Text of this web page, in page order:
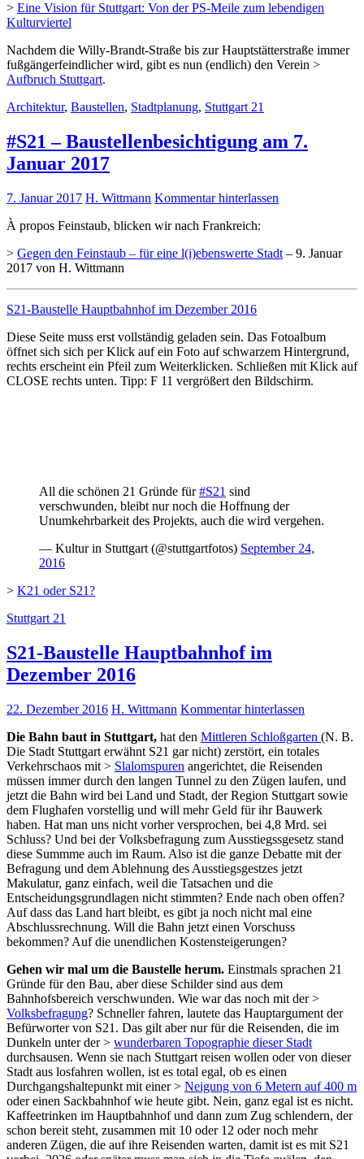
> Eine Vision für Stuttgart: Von der PS-Meile zum lebendigen
Kulturviertel
Nachdem die Willy-Brandt-Straße bis zur Hauptstätterstraße immer
fußgängerfeindlicher wird, gibt es nun (endlich) den Verein >
Aufbruch Stuttgart.
Architektur, Baustellen, Stadtplanung, Stuttgart 21
#S21 – Baustellenbesichtigung am 7.
Januar 2017
7. Januar 2017 H. Wittmann Kommentar hinterlassen
À propos Feinstaub, blicken wir nach Frankreich:
> Gegen den Feinstaub – für eine l(i)ebenswerte Stadt – 9. Januar
2017 von H. Wittmann
S21-Baustelle Hauptbahnhof im Dezember 2016
Diese Seite muss erst vollständig geladen sein. Das Fotoalbum
öffnet sich sich per Klick auf ein Foto auf schwarzem Hintergrund,
rechts erscheint ein Pfeil zum Weiterklicken. Schließen mit Klick auf
CLOSE rechts unten. Tipp: F 11 vergrößert den Bildschirm.
All die schönen 21 Gründe für#S21 sind
verschwunden, bleibt nur noch die Hoffnung der
Unumkehrbarkeit des Projekts, auch die wird vergehen.
— Kultur in Stuttgart (@stuttgartfotos) September 24,
2016
> K21 oder S21?
Stuttgart 21
S21-Baustelle Hauptbahnhof im
Dezember 2016
22. Dezember 2016 H. Wittmann Kommentar hinterlassen
Die Bahn baut in Stuttgart, hat den Mittleren Schloßgarten (N. B.
Die Stadt Stuttgart erwähnt S21 gar nicht) zerstört, ein totales
Verkehrschaos mit > Slalomspuren angerichtet, die Reisenden
müssen immer durch den langen Tunnel zu den Zügen laufen, und
jetzt die Bahn wird bei Land und Stadt, der Region Stuttgart sowie
dem Flughafen vorstellig und will mehr Geld für ihr Bauwerk
haben. Hat man uns nicht vorher versprochen, bei 4,8 Mrd. sei
Schluss? Und bei der Volksbefragung zum Ausstiegssgesetz stand
diese Summme auch im Raum. Also ist die ganze Debatte mit der
Befragung und dem Ablehnung des Ausstiegsgestzes jetzt
Makulatur, ganz einfach, weil die Tatsachen und die
Entscheidungsgrundlagen nicht stimmten? Ende nach oben offen?
Auf dass das Land hart bleibt, es gibt ja noch nicht mal eine
Abschlussrechnung. Will die Bahn jetzt einen Vorschuss
bekommen? Auf die unendlichen Kostensteigerungen?
Gehen wir mal um die Baustelle herum. Einstmals sprachen 21
Gründe für den Bau, aber diese Schilder sind aus dem
Bahnhofsbereich verschwunden. Wie war das noch mit der >
Volksbefragung? Schneller fahren, lautete das Hauptargument der
Befürworter von S21. Das gilt aber nur für die Reisenden, die im
Dunkeln unter der > wunderbaren Topographie dieser Stadt
durchsausen. Wenn sie nach Stuttgart reisen wollen oder von dieser
Stadt aus losfahren wollen, ist es total egal, ob es einen
Durchgangshaltepunkt mit einer > Neigung von 6 Metern auf 400 m
oder einen Sackbahnhof wie heute gibt. Nein, ganz egal ist es nicht.
Kaffeetrinken im Hauptbahnhof und dann zum Zug schlendern, der
schon bereit steht, zusammen mit 10 oder 12 oder noch mehr
anderen Zügen, die auf ihre Reisenden warten, damit ist es mit S21